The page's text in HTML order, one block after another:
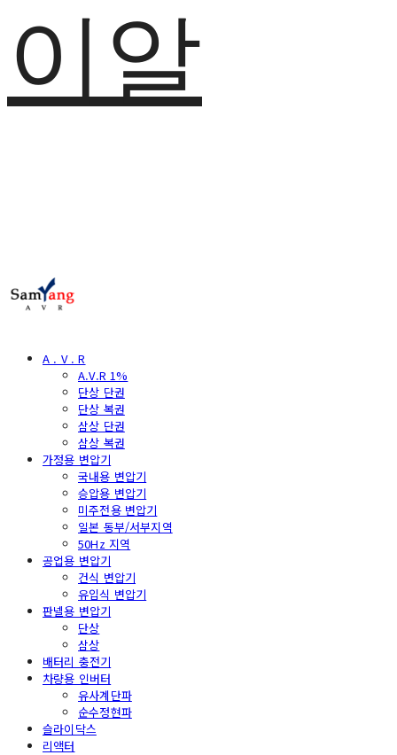
이알
A . V . R
A.V.R 1%
단상 단권
단상 복권
삼상 단권
삼상 복권
가정용 변압기
국내용 변압기
승압용 변압기
미주전용 변압기
일본 동부/서부지역
50Hz 지역
공업용 변압기
건식 변압기
유입식 변압기
판넬용 변압기
단상
삼상
배터리 충전기
차량용 인버터
유사계단파
순수정현파
슬라이닥스
리액터